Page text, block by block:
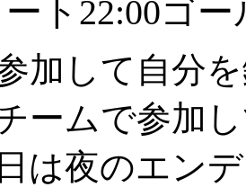
ト22:00ゴ
加して自分
ームで参加
は夜のエン